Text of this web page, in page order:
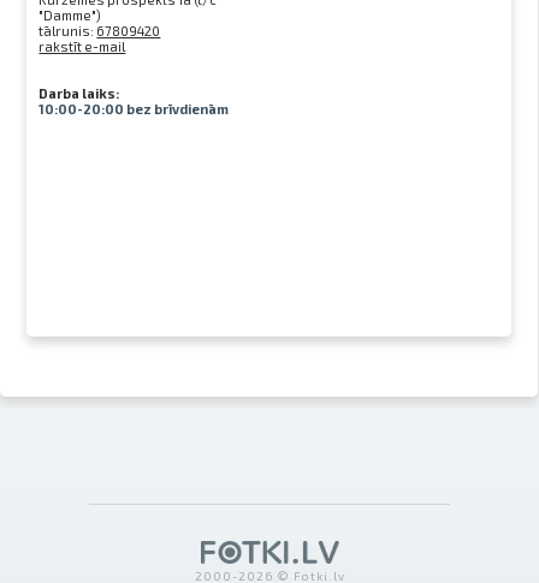
"Damme")
tālrunis: 67809420
rakstīt e-mail
Darba laiks:
10:00-20:00 bez brīvdienām
2000-2026 © Fotki.lv